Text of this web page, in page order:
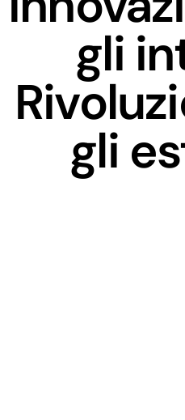
gli
gli